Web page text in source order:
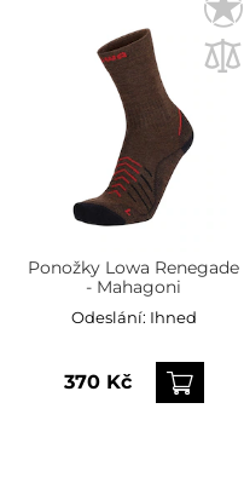
Ponožky Lowa Renegade
- Mahagoni
Odeslání: Ihned
370 Kč